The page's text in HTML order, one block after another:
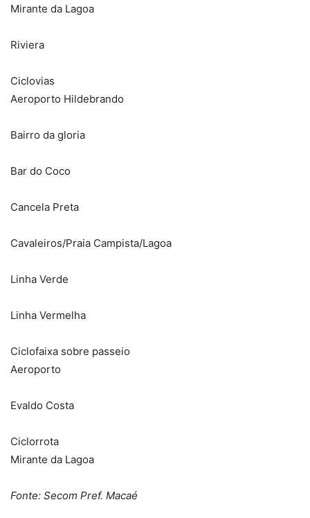
Mirante da Lagoa
Riviera
Ciclovias
Aeroporto Hildebrando
Bairro da gloria
Bar do Coco
Cancela Preta
Cavaleiros/Praia Campista/Lagoa
Linha Verde
Linha Vermelha
Ciclofaixa sobre passeio
Aeroporto
Evaldo Costa
Ciclorrota
Mirante da Lagoa
Fonte: Secom Pref. Macaé